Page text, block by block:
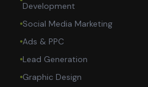
Development
Social Media Marketing
Ads & PPC
Lead Generation
Graphic Design